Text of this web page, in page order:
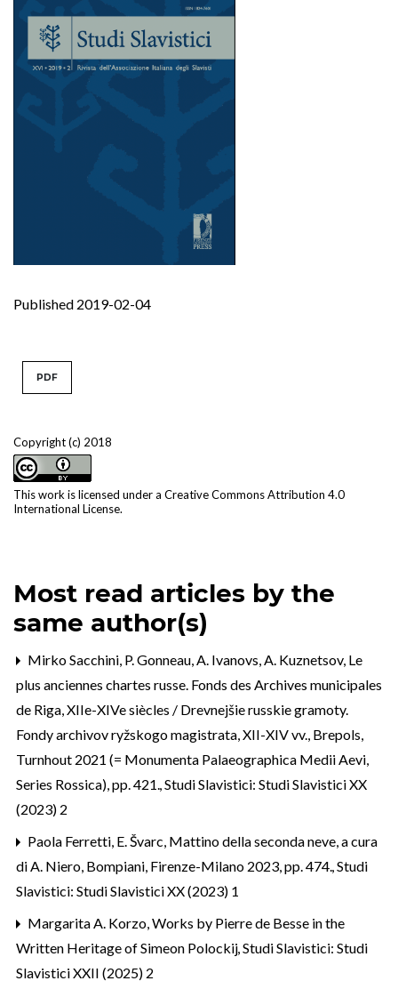
Published 2019-02-04
Copyright (c) 2018
This work is licensed under a Creative Commons Attribution 4.0
International License.
PDF
Most read articles by the
same author(s)
Mirko Sacchini, P. Gonneau, A. Ivanovs, A. Kuznetsov, Le
plus anciennes chartes russe. Fonds des Archives municipales
de Riga, XIIe-XIVe siècles / Drevnejšie russkie gramoty.
Fondy archivov ryžskogo magistrata, XII-XIV vv., Brepols,
Turnhout 2021 (= Monumenta Palaeographica Medii Aevi,
Series Rossica), pp. 421.,Studi Slavistici: Studi Slavistici XX
(2023) 2
Paola Ferretti, E. Švarc, Mattino della seconda neve, a cura
di A. Niero, Bompiani, Firenze-Milano 2023, pp. 474.,Studi
Slavistici: Studi Slavistici XX (2023) 1
Margarita A. Korzo,Works by Pierre de Besse in the
Written Heritage of Simeon Polockij,Studi Slavistici: Studi
Slavistici XXII (2025) 2